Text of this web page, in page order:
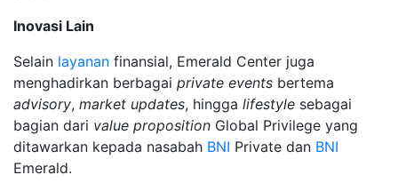
Inovasi Lain
Selain layanan finansial, Emerald Center juga
menghadirkan berbagai private events bertema
advisory, market updates, hingga lifestyle sebagai
bagian dari value proposition Global Privilege yang
ditawarkan kepada nasabah BNI Private dan BNI
Emerald.